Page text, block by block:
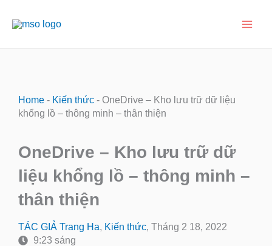
nội
Home - Kiến thức - OneDrive – Kho lưu trữ dữ liệu
khổng lồ – thông minh – thân thiện
OneDrive – Kho lưu trữ dữ
liệu khổng lồ – thông minh –
thân thiện
TÁC GIẢ Trang Ha, Kiến thức, Tháng 2 18, 2022
9:23 sáng